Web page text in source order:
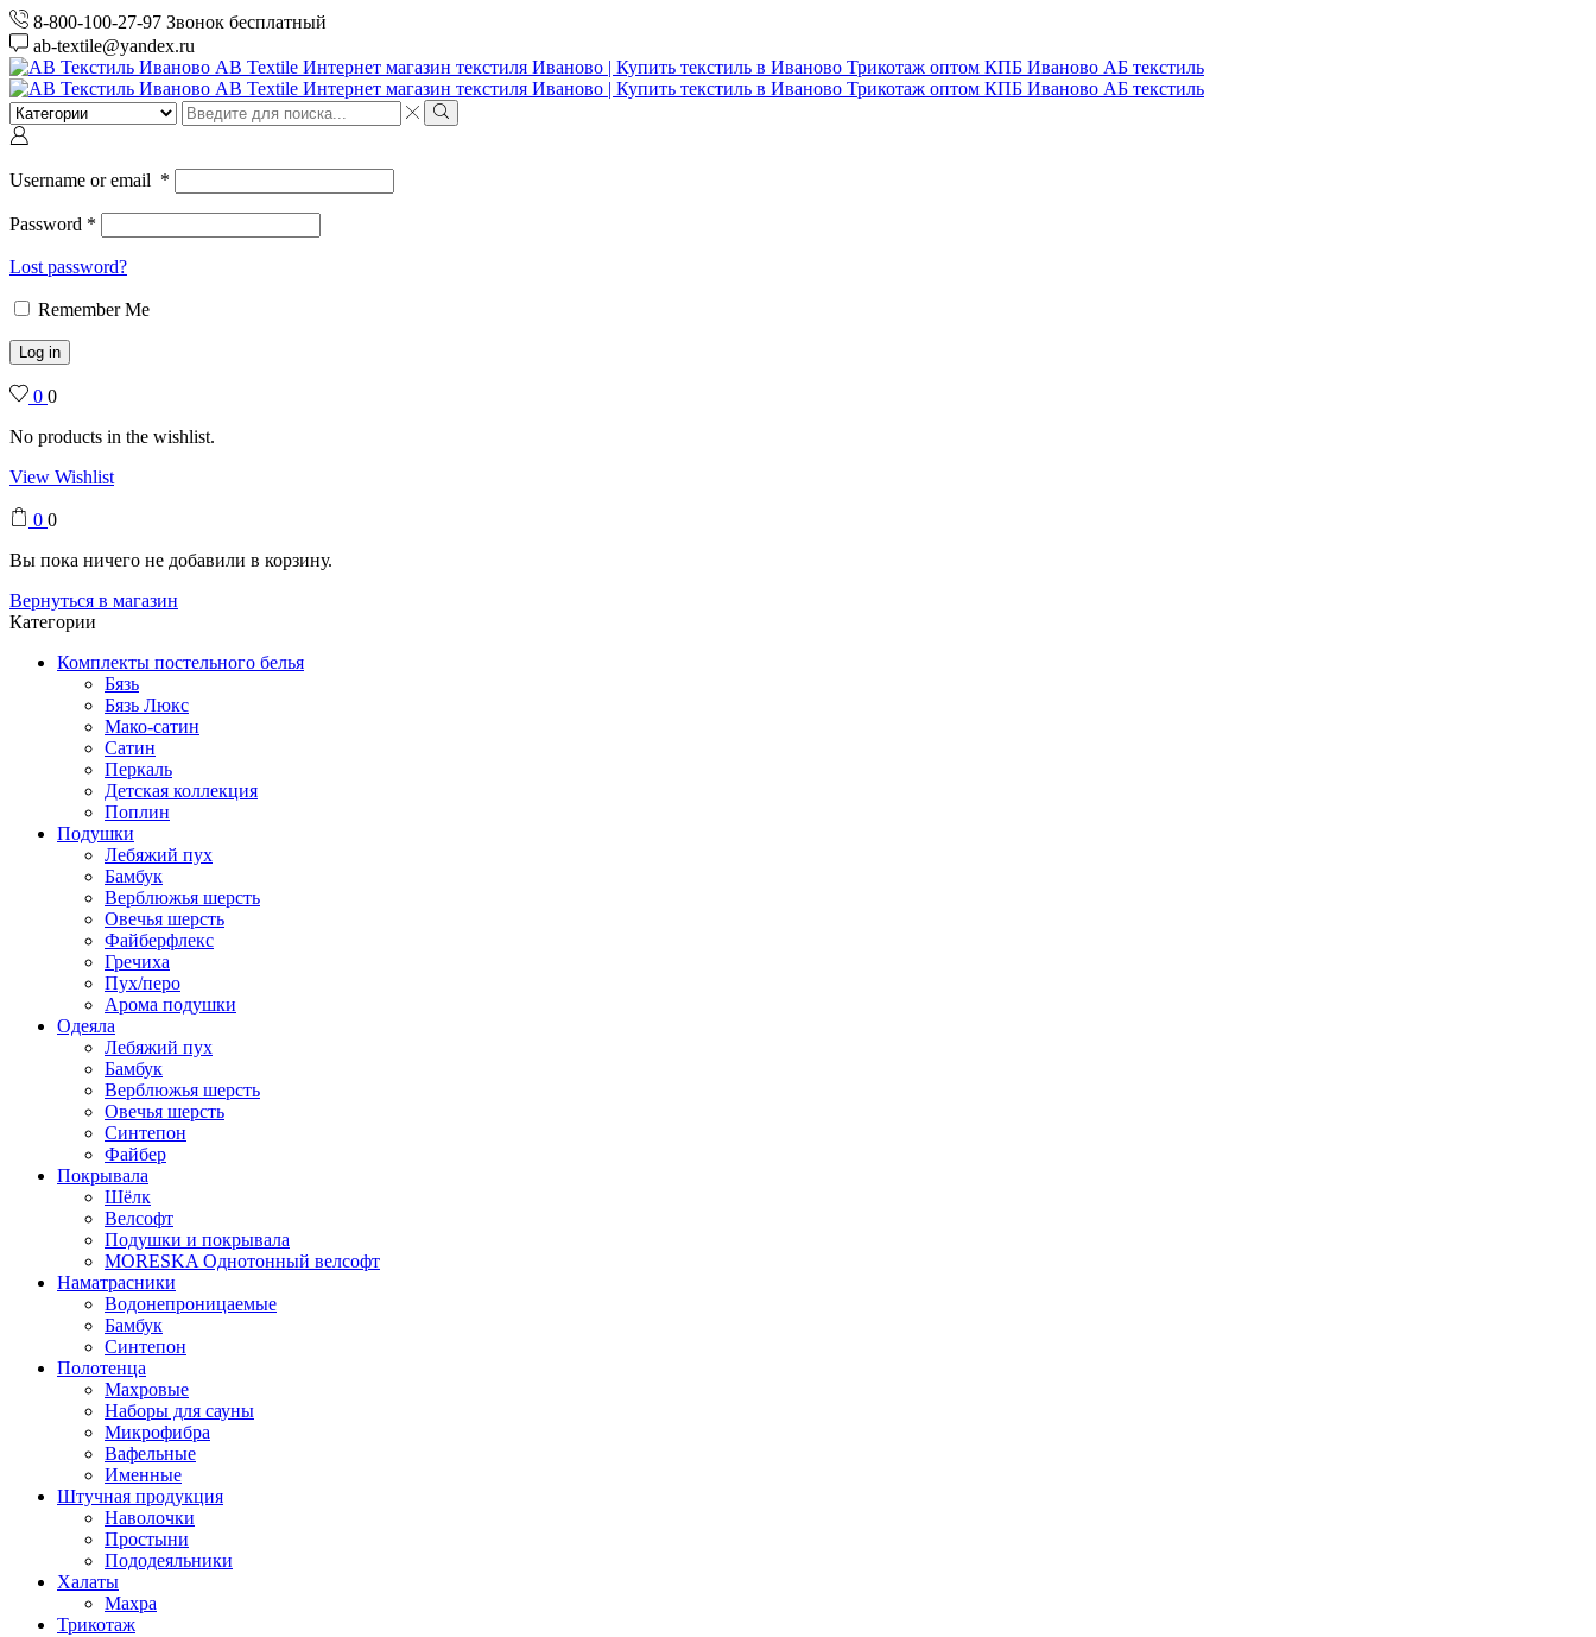
8-800-100-27-97 Звонок бесплатный
ab-textile@yandex.ru
Search
input
Search
Username or email *
Password *
Lost password?
Remember Me
Log in
0 0
No products in the wishlist.
View Wishlist
0 0
Вы пока ничего не добавили в корзину.
Вернуться в магазин
Категории
Комплекты постельного белья
Бязь
Бязь Люкс
Мако-сатин
Сатин
Перкаль
Детская коллекция
Поплин
Подушки
Лебяжий пух
Бамбук
Верблюжья шерсть
Овечья шерсть
Файберфлекс
Гречиха
Пух/перо
Арома подушки
Одеяла
Лебяжий пух
Бамбук
Верблюжья шерсть
Овечья шерсть
Синтепон
Файбер
Покрывала
Шёлк
Велсофт
Подушки и покрывала
MORESKA Однотонный велсофт
Наматрасники
Водонепроницаемые
Бамбук
Синтепон
Полотенца
Махровые
Наборы для сауны
Микрофибра
Вафельные
Именные
Штучная продукция
Наволочки
Простыни
Пододеяльники
Халаты
Махра
Трикотаж